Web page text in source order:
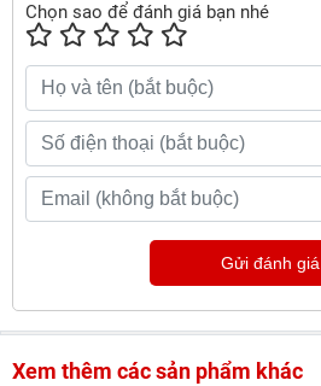
Chọn sao để đánh giá bạn nhé
Gửi đánh giá
Xem thêm các sản phẩm khác